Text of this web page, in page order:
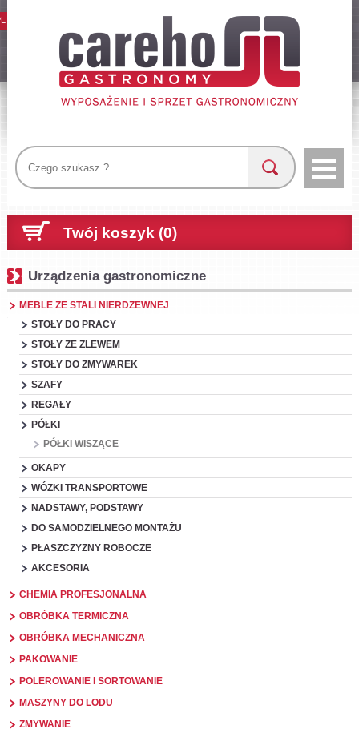
Twój koszyk (0)
Urządzenia gastronomiczne
MEBLE ZE STALI NIERDZEWNEJ
STOŁY DO PRACY
STOŁY ZE ZLEWEM
STOŁY DO ZMYWAREK
SZAFY
REGAŁY
PÓŁKI
PÓŁKI WISZĄCE
OKAPY
WÓZKI TRANSPORTOWE
NADSTAWY, PODSTAWY
DO SAMODZIELNEGO MONTAŻU
PŁASZCZYZNY ROBOCZE
AKCESORIA
CHEMIA PROFESJONALNA
OBRÓBKA TERMICZNA
OBRÓBKA MECHANICZNA
PAKOWANIE
POLEROWANIE I SORTOWANIE
MASZYNY DO LODU
ZMYWANIE